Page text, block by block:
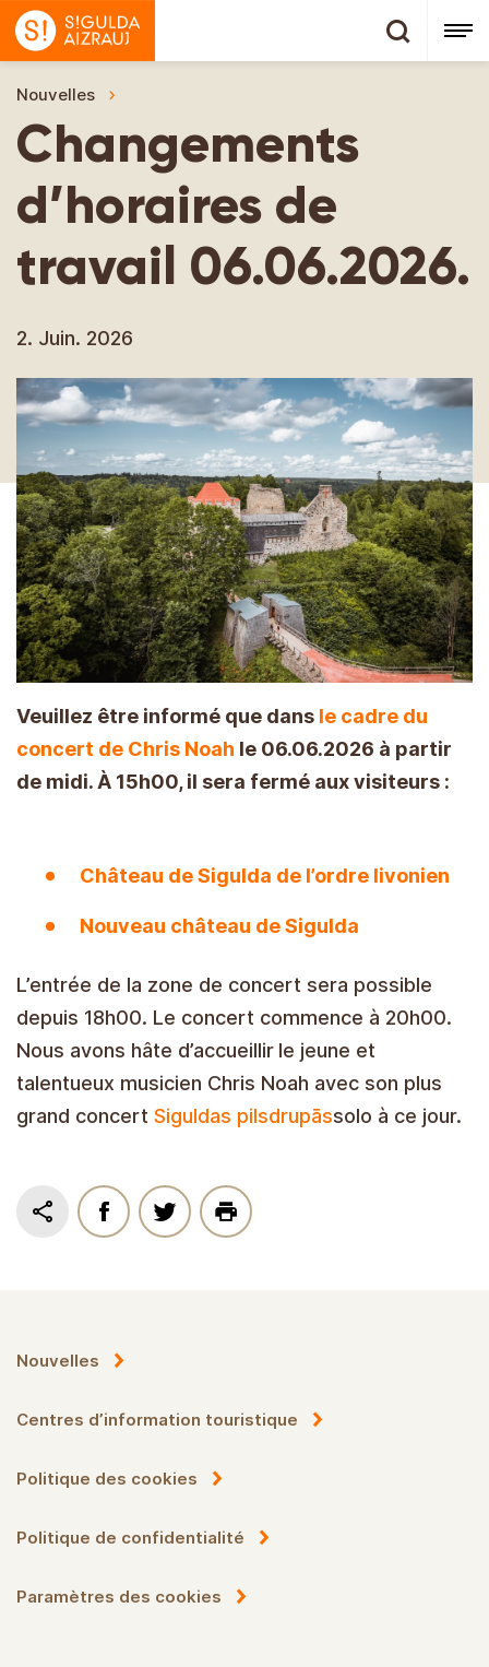
Nouvelles
Changements
d’horaires de
travail 06.06.2026.
2. Juin. 2026
Veuillez être informé que dans le cadre du
concert de Chris Noah le 06.06.2026 à partir
de midi. À 15h00, il sera fermé aux visiteurs :
Château de Sigulda de l’ordre livonien
Nouveau château de Sigulda
L’entrée de la zone de concert sera possible
depuis 18h00. Le concert commence à 20h00.
Nous avons hâte d’accueillir le jeune et
talentueux musicien Chris Noah avec son plus
grand concert Siguldas pilsdrupāssolo à ce jour.
Nouvelles
Centres d’information touristique
Politique des cookies
Politique de confidentialité
Paramètres des cookies